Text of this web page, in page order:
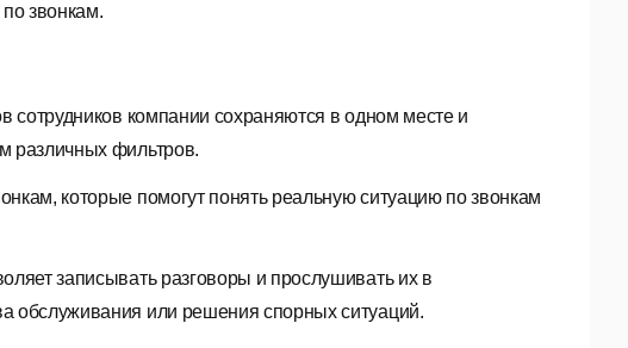
звонкам.
сотрудников компании сохраняются в одном месте и
различных фильтров.
которые помогут понять реальную ситуацию по звонкам
записывать разговоры и прослушивать их в
обслуживания или решения спорных ситуаций.